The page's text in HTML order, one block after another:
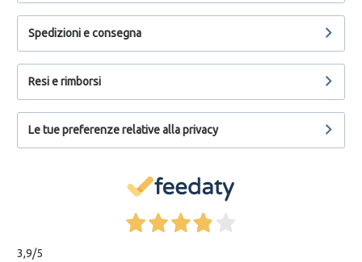
Spedizioni e consegna
Resi e rimborsi
Le tue preferenze relative alla privacy
3,9/5